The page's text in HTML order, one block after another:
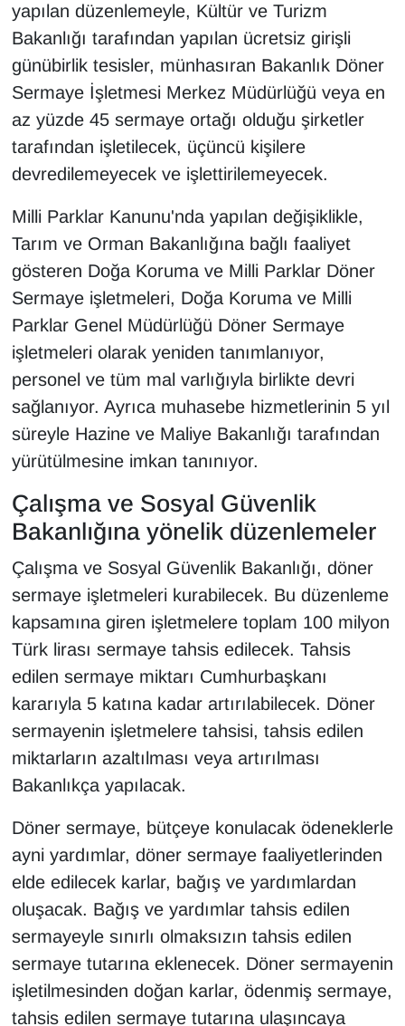
yapılan düzenlemeyle, Kültür ve Turizm
Bakanlığı tarafından yapılan ücretsiz girişli
günübirlik tesisler, münhasıran Bakanlık Döner
Sermaye İşletmesi Merkez Müdürlüğü veya en
az yüzde 45 sermaye ortağı olduğu şirketler
tarafından işletilecek, üçüncü kişilere
devredilemeyecek ve işlettirilemeyecek.
Milli Parklar Kanunu'nda yapılan değişiklikle,
Tarım ve Orman Bakanlığına bağlı faaliyet
gösteren Doğa Koruma ve Milli Parklar Döner
Sermaye işletmeleri, Doğa Koruma ve Milli
Parklar Genel Müdürlüğü Döner Sermaye
işletmeleri olarak yeniden tanımlanıyor,
personel ve tüm mal varlığıyla birlikte devri
sağlanıyor. Ayrıca muhasebe hizmetlerinin 5 yıl
süreyle Hazine ve Maliye Bakanlığı tarafından
yürütülmesine imkan tanınıyor.
Çalışma ve Sosyal Güvenlik
Bakanlığına yönelik düzenlemeler
Çalışma ve Sosyal Güvenlik Bakanlığı, döner
sermaye işletmeleri kurabilecek. Bu düzenleme
kapsamına giren işletmelere toplam 100 milyon
Türk lirası sermaye tahsis edilecek. Tahsis
edilen sermaye miktarı Cumhurbaşkanı
kararıyla 5 katına kadar artırılabilecek. Döner
sermayenin işletmelere tahsisi, tahsis edilen
miktarların azaltılması veya artırılması
Bakanlıkça yapılacak.
Döner sermaye, bütçeye konulacak ödeneklerle
ayni yardımlar, döner sermaye faaliyetlerinden
elde edilecek karlar, bağış ve yardımlardan
oluşacak. Bağış ve yardımlar tahsis edilen
sermayeyle sınırlı olmaksızın tahsis edilen
sermaye tutarına eklenecek. Döner sermayenin
işletilmesinden doğan karlar, ödenmiş sermaye,
tahsis edilen sermaye tutarına ulaşıncaya